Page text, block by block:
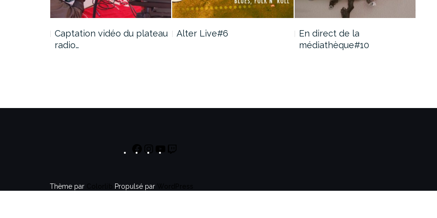
Captation vidéo du plateau
radio…
Alter Live#6
En direct de la
médiathèque#10
Thème par Propulsé par